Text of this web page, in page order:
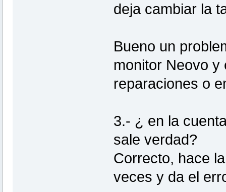
deja cambiar la
Bueno un
monitor Neovo y
reparaciones o
3.- ¿ en la
sale verdad?
Correcto, hace
veces y da el